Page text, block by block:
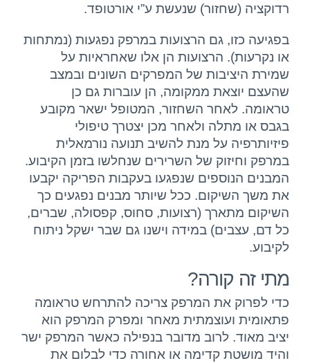
רדוקציה (שחזור) שנעשת ע”י אורטופד.
בפגיעה כזו, גם הרצועות במרפק נפגעות (נמתחות
או נקרעות). הרצועות הן אלו שאחראיות על
שמירת היציבות של המפרקים השונים ובמצב
שהעצם יוצאת ממקומה, הן עוברות גם כן
טראומה. לאחר השחזור, המטופל ישאר מקובע
בגבס או מתלה ולאחר מכן יצטרך טיפולי
פיזיותרפיה על מנת להשיב תנועה נורמאלית
במרפק וחיזוק של השרירים שנחלשו בזמן הקיבוע.
המבנים הנוספים שנפגעו בעקבות הפריקה יקבעו
את משך השיקום. ככל שיותר מבנים נפגעים כך
השיקום מתארך (רצועות, סחוס, קפסולה, שברים,
כל דם, עצבים) במידה וישנו גם שבר ישקל ניתוח
לקיבוע.
מתי זה קורה?
כדי לפרוק את המרפק צריכה להתרחש טראומה
פתאומית ועוצמתית מאחר ומפרק המרפק הוא
יציב מאוד. לרוב מדובר בנפילה כאשר המרפק ישר
והיד מושטת קדימה או אחורה כדי לבלום את